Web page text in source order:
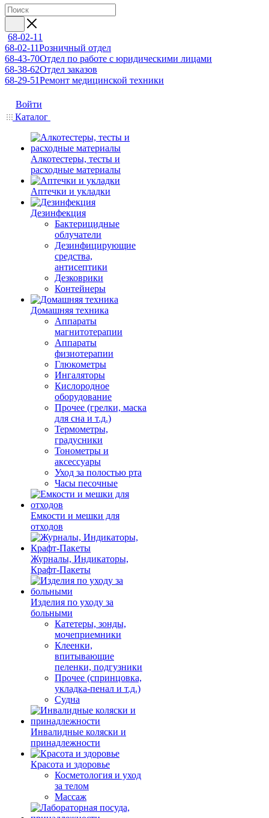
68-02-11
68-02-11Розничный отдел
68-43-70Отдел по работе с юридическими лицами
68-38-62Отдел заказов
68-29-51Ремонт медицинской техники
Войти
Каталог
Алкотестеры, тесты и
расходные материалы
Аптечки и укладки
Дезинфекция
Бактерицидные
облучатели
Дезинфицирующие
средства,
антисептики
Дезковрики
Контейнеры
Домашняя техника
Аппараты
магнитотерапии
Аппараты
физиотерапии
Глюкометры
Ингаляторы
Кислородное
оборудование
Прочее (грелки, маска
для сна и т.д.)
Термометры,
градусники
Тонометры и
аксессуары
Уход за полостью рта
Часы песочные
Емкости и мешки для
отходов
Журналы, Индикаторы,
Крафт-Пакеты
Изделия по уходу за
больными
Катетеры, зонды,
мочеприемники
Клеенки,
впитывающие
пеленки, подгузники
Прочее (спринцовка,
укладка-пенал и т.д.)
Судна
Инвалидные коляски и
принадлежности
Красота и здоровье
Косметология и уход
за телом
Массаж